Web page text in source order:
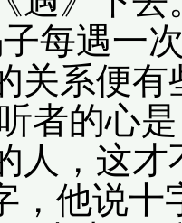
每遇一
关系便
者的心
人，这
，他说